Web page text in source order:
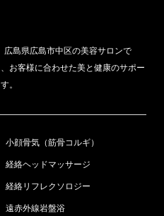
島県広島市中区の美容サロンで
お客様に合わせた美と健康のサポー
。
小顔骨気（筋骨コルギ）
経絡ヘッドマッサージ
経絡リフレクソロジー
遠赤外線岩盤浴